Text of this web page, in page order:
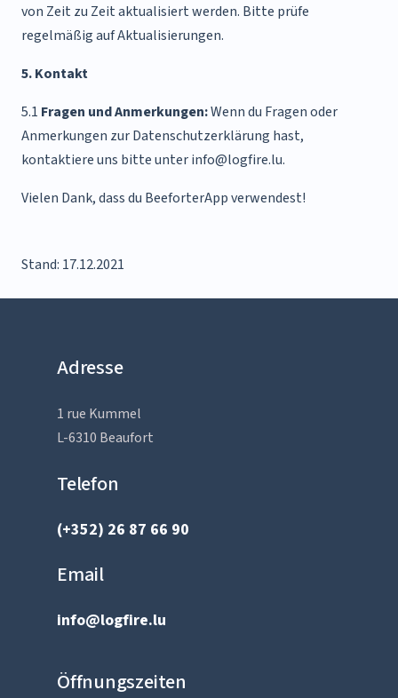
von Zeit zu Zeit aktualisiert werden. Bitte prüfe
regelmäßig auf Aktualisierungen.
5. Kontakt
5.1 Fragen und Anmerkungen:Wenn du Fragen oder
Anmerkungen zur Datenschutzerklärung hast,
kontaktiere uns bitte unter info@logfire.lu.
Vielen Dank, dass du BeeforterApp verwendest!
Stand: 17.12.2021
Adresse
1 rue Kummel
L-6310 Beaufort
Telefon
(+352) 26 87 66 90
Email
info@logfire.lu
Öffnungszeiten